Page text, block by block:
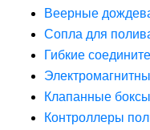
Веерные
Сопла для
Гибкие
Клапанные
Контроллеры